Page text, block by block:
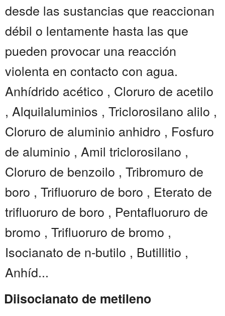
desde las sustancias que reaccionan
débil o lentamente hasta las que
pueden provocar una reacción
violenta en contacto con agua.
Anhídrido acético , Cloruro de acetilo
, Alquilaluminios , Triclorosilano alilo ,
Cloruro de aluminio anhidro , Fosfuro
de aluminio , Amil triclorosilano ,
Cloruro de benzoilo , Tribromuro de
boro , Trifluoruro de boro , Eterato de
trifluoruro de boro , Pentafluoruro de
bromo , Trifluoruro de bromo ,
Isocianato de n-butilo , Butillitio ,
Anhíd...
Diisocianato de metileno